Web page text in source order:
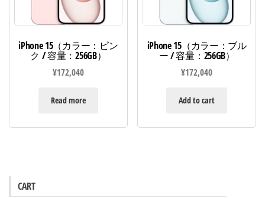
iPhone 15（カラー：ピン
ク / 容量：256GB）
¥172,040
Read more
iPhone 15（カラー：ブル
ー / 容量：256GB）
¥172,040
Add to cart
CART